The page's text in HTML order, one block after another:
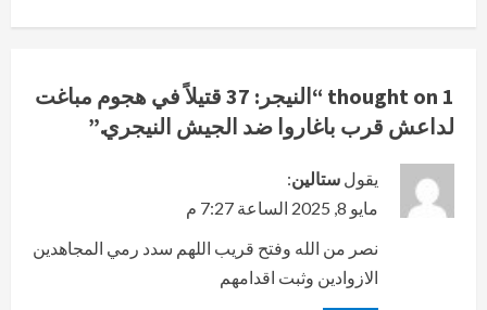
u
e
R
1 thought on “
النيجر: 37 قتيلاً في هجوم مباغت
لداعش قرب باغاروا ضد الجيش النيجري.”
يقول ستالين:
مايو 8, 2025 الساعة 7:27 م
نصر من الله وفتح قريب اللهم سدد رمي المجاهدين
الازوادين وثبت اقدامهم